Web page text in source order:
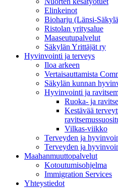
Elinkeinot
Bioharju (Länsi-
Ristolan yritysalue
Maaseutupalvelut
Säkylän Yrittäjät ry
Hyvinvointi ja terveys
Iloa arkeen
Vertaisauttamista
Säkylän kunnan
Hyvinvointi ja
Ruoka- ja
Kestävää
Vilkas-viikko
Terveyden ja
Terveyden ja
Maahanmuuttopalvelut
Kotoutumisohjelma
Immigration Services
Yhteystiedot